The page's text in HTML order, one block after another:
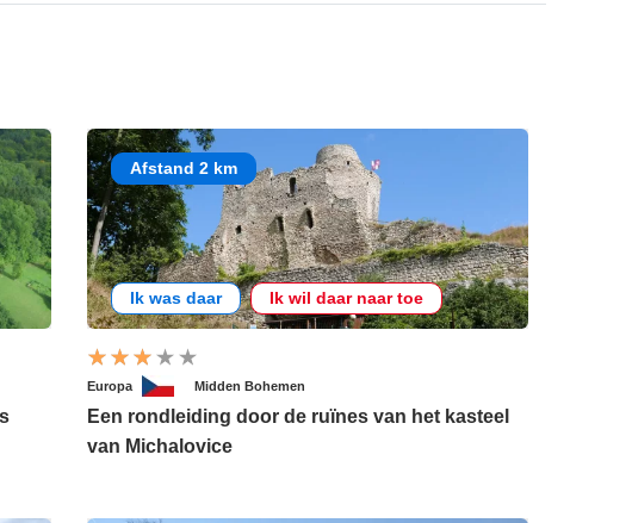
Afstand 2 km
Ik was daar Ik wil daar naar toe
Europa Midden Bohemen
Een rondleiding door de ruïnes van het kasteel
van Michalovice